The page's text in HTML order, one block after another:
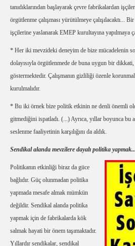
tanıdıklarından başlayarak çevre fabrikalardan
örgütlenme çalışması yürütülmeye çalışılacaktı...
işçilerine yaslanarak EMEP kurultayına yapılmaya
* Her iki mevzideki deneyim de bize mücadelenin
dolayısıyla örgütlenmede de buna uygun bir
göstermektedir. Çalışmanın gizliliği özenle
kurulmalıdır.
* Bu iki örnek bize politik etkinin ne denli önemli
gitmediğini ispatladı. (...) Ayrıca, yıllar boyunca bu
seslenme faaliyetinin karşılığını da aldık.
Sendikal alanda mevzilere dayalı politika yapmak...
Politikanın etkinliği biraz da güce
bağlıdır. Güç olunmadan politika
yapmada mesafe almak mümkün
değildir. Sendikal alanda politika
yapmak için de fabrikalarda kök
salmak hayati bir önem taşımaktadır.
Yıllardır sendikalar, sendikal